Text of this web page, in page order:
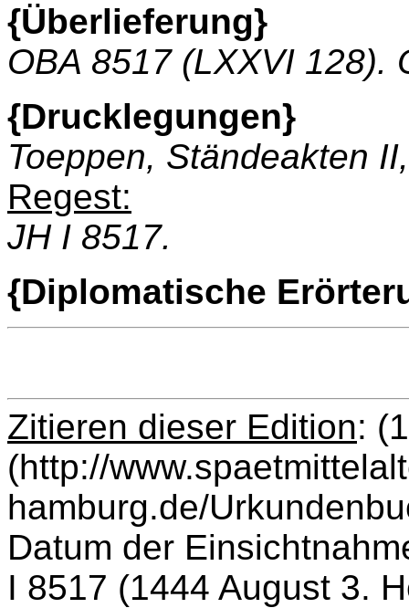
{Überlieferung}
OBA 8517 (LXXVI 128).
{Drucklegungen}
Toeppen, Ständeakten
Regest:
JH I 8517.
{Diplomatische
Zitieren dieser Edition:
(http://
hamburg.de/
Datum der
I 8517 (1444 August 3.